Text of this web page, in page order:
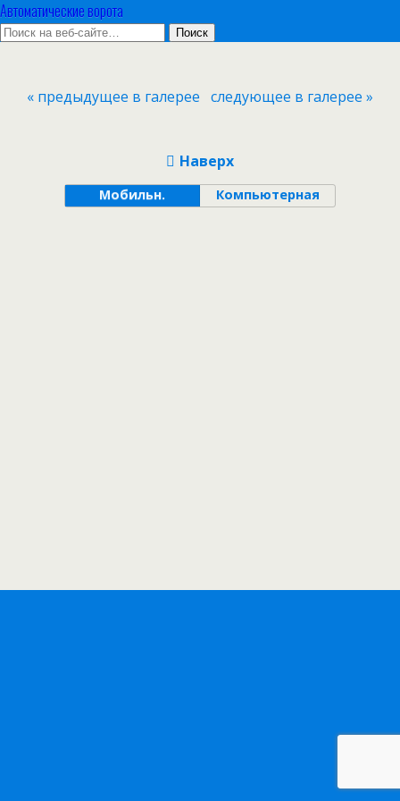
Автоматические ворота
« предыдущее в галерее следующее в галерее »
Наверх
Мобильн. Компьютерная